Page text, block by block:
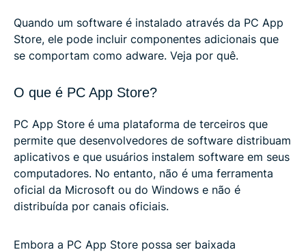
Quando um software é instalado através da PC App
Store, ele pode incluir componentes adicionais que
se comportam como adware. Veja por quê.
O que é PC App Store?
PC App Store é uma plataforma de terceiros que
permite que desenvolvedores de software distribuam
aplicativos e que usuários instalem software em seus
computadores. No entanto, não é uma ferramenta
oficial da Microsoft ou do Windows e não é
distribuída por canais oficiais.
Embora a PC App Store possa ser baixada